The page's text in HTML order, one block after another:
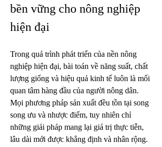
bền vững cho nông nghiệp
hiện đại
Trong quá trình phát triển của nền nông
nghiệp hiện đại, bài toán về năng suất, chất
lượng giống và hiệu quả kinh tế luôn là mối
quan tâm hàng đầu của người nông dân.
Mọi phương pháp sản xuất đều tồn tại song
song ưu và nhược điểm, tuy nhiên chỉ
những giải pháp mang lại giá trị thực tiễn,
lâu dài mới được khẳng định và nhân rộng.